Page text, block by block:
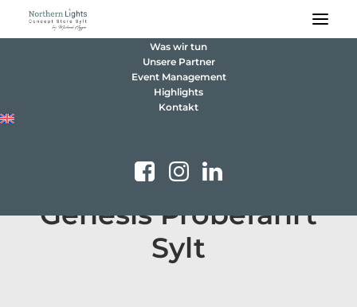
Was wir tun
Unsere Partner
Event Management
Highlights
Kontakt
Genesis Probefahrt
Sylt